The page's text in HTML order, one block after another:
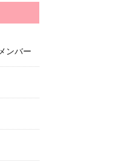
ンバー